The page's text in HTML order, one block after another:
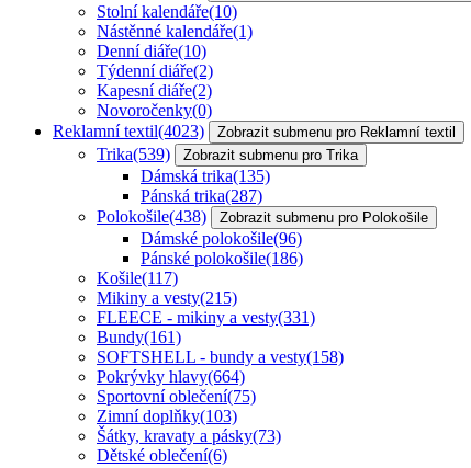
Stolní kalendáře(10)
Nástěnné kalendáře(1)
Denní diáře(10)
Týdenní diáře(2)
Kapesní diáře(2)
Novoročenky(0)
Reklamní textil(4023) Zobrazit submenu pro Reklamní textil
Trika(539) Zobrazit submenu pro Trika
Dámská trika(135)
Pánská trika(287)
Polokošile(438) Zobrazit submenu pro Polokošile
Dámské polokošile(96)
Pánské polokošile(186)
Košile(117)
Mikiny a vesty(215)
FLEECE - mikiny a vesty(331)
Bundy(161)
SOFTSHELL - bundy a vesty(158)
Pokrývky hlavy(664)
Sportovní oblečení(75)
Zimní doplňky(103)
Šátky, kravaty a pásky(73)
Dětské oblečení(6)